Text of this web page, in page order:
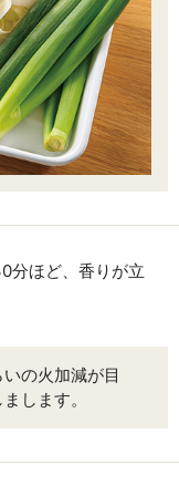
分ほど、香りが立
の火加減が目
します。